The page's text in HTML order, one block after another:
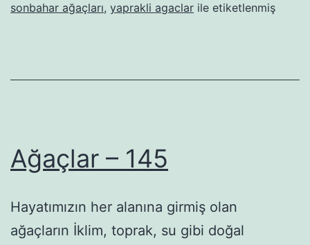
sonbahar ağaçları, yaprakli agaclar ile etiketlenmiş
Ağaçlar – 145
Hayatımızın her alanına girmiş olan
ağaçların İklim, toprak, su gibi doğal